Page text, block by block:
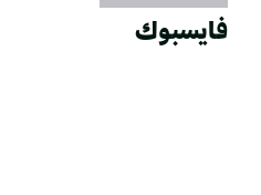
فايسبوك